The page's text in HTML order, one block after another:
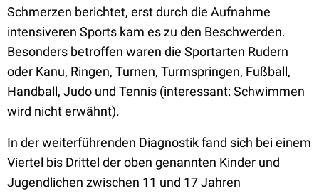
Schmerzen berichtet, erst durch die Aufnahme
intensiveren Sports kam es zu den Beschwerden.
Besonders betroffen waren die Sportarten Rudern
oder Kanu, Ringen, Turnen, Turmspringen, Fußball,
Handball, Judo und Tennis (interessant: Schwimmen
wird nicht erwähnt).
In der weiterführenden Diagnostik fand sich bei einem
Viertel bis Drittel der oben genannten Kinder und
Jugendlichen zwischen 11 und 17 Jahren